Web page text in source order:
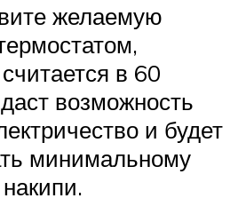
желаемую
в 60
возможность
и будет
минимальному